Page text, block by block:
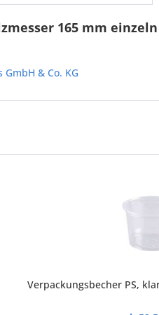
165 mm
& Co. KG
Verpackungsbecher PS,